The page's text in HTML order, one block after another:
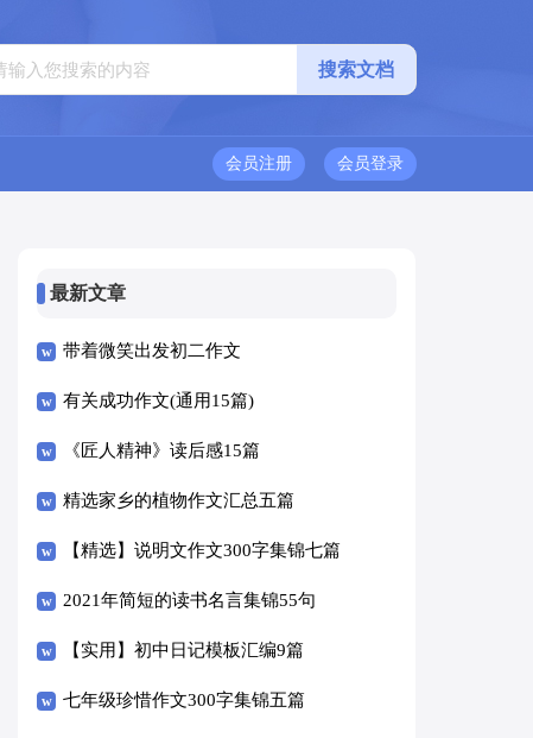
会员登录
会员注册
最新文章
带着微笑出发初二作文
有关成功作文(通用15篇)
《匠人精神》读后感15篇
精选家乡的植物作文汇总五篇
【精选】说明文作文300字集锦七篇
2021年简短的读书名言集锦55句
【实用】初中日记模板汇编9篇
七年级珍惜作文300字集锦五篇